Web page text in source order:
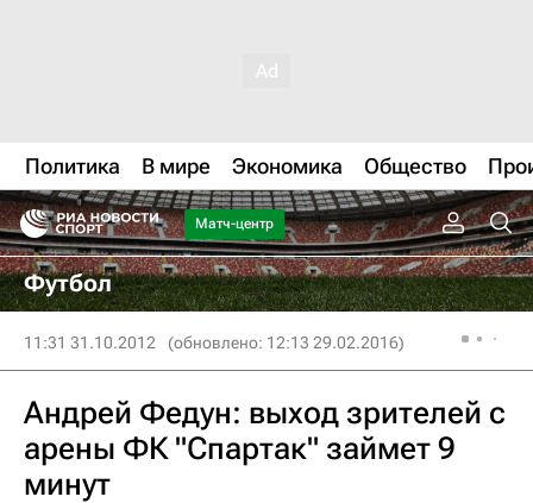
Политика В мире Экономика Общество
Матч-центр
Футбол
11:31 31.10.2012 (обновлено: 12:13 29.02.2016)
Андрей Федун: выход зрителей с
арены ФК "Спартак" займет 9
минут